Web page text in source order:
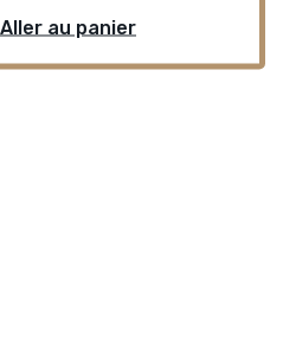
Aller au panier